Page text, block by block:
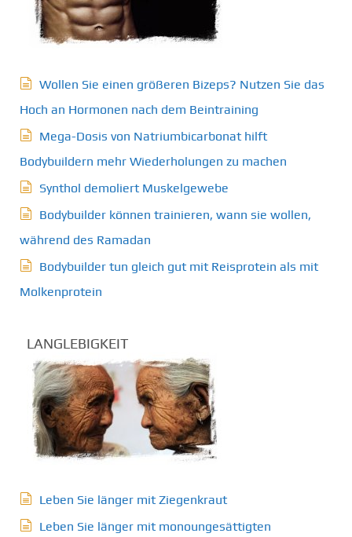
Wollen Sie einen größeren Bizeps? Nutzen Sie das
Hoch an Hormonen nach dem Beintraining
Mega-Dosis von Natriumbicarbonat hilft
Bodybuildern mehr Wiederholungen zu machen
Synthol demoliert Muskelgewebe
Bodybuilder können trainieren, wann sie wollen,
während des Ramadan
Bodybuilder tun gleich gut mit Reisprotein als mit
Molkenprotein
LANGLEBIGKEIT
Leben Sie länger mit Ziegenkraut
Leben Sie länger mit monoungesättigten